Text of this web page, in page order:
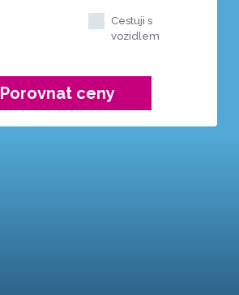
Cestuji s
vozidlem
Porovnat ceny